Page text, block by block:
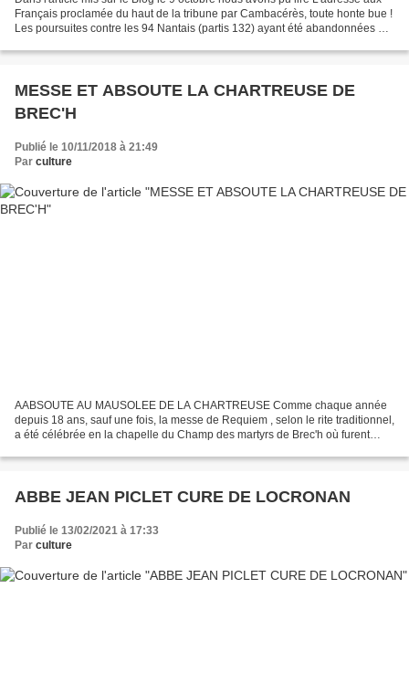
Français proclamée du haut de la tribune par Cambacérès, toute honte bue !
Les poursuites contre les 94 Nantais (partis 132) ayant été abandonnées par
MESSE ET ABSOUTE LA CHARTREUSE DE
BREC'H
Publié le 10/11/2018 à 21:49
Par culture
AABSOUTE AU MAUSOLEE DE LA CHARTREUSE Comme chaque année
depuis 18 ans, sauf une fois, la messe de Requiem , selon le rite traditionnel,
a été célébrée en la chapelle du Champ des martyrs de Brec'h où furent
ABBE JEAN PICLET CURE DE LOCRONAN
Publié le 13/02/2021 à 17:33
Par culture